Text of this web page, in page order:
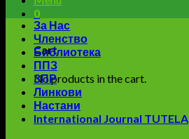
0
Cart
No products in the cart.
За Нас
Членство
Библиотека
ППЗ
ЗПР
Линкови
Настани
International Journal TUTELA